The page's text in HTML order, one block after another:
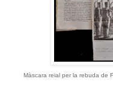
Màscara reial per la rebuda de